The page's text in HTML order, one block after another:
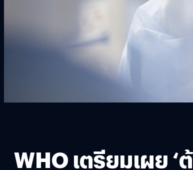
WHO เตรียมเผย